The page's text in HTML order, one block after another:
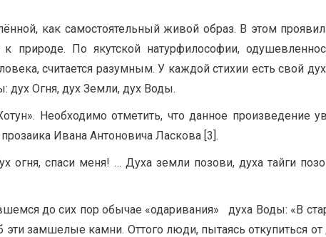
как самостоятельный живой образ. В этом
природе. По якутской натурфилософии,
считается разумным. У каждой стихии есть свой
дух Огня, дух Земли, дух Воды.
Необходимо отметить, что данное произведение
Ивана Антоновича Ласкова [3].
огня, спаси меня! … Духа земли позови, духа тайги
до сих пор обычае «одаривания» духа Воды: «В
замшелые камни. Оттого люди, пытаясь откупиться